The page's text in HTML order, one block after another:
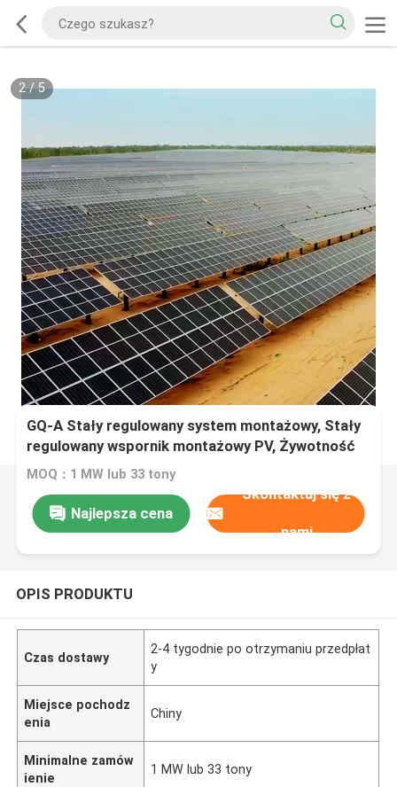
2/5
GQ-A Stały regulowany system montażowy, Stały
regulowany wspornik montażowy PV, Żywotność
systemu: > 25 lat
MOQ：1 MW lub 33 tony
Najlepsza cena
Skontaktuj się z
nami
OPIS PRODUKTU
Czas dostawy
2-4 tygodnie po otrzymaniu przedpłat
y
Miejsce pochodz
enia
Chiny
Minimalne zamów
ienie
1 MW lub 33 tony